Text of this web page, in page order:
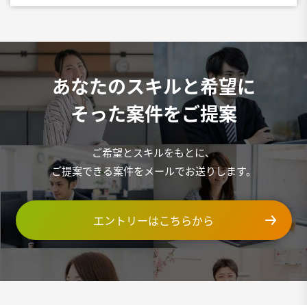
あなたのスキルと希望に
そった案件をご提案
ご希望とスキルをもとに、
ご提案できる案件をメールでお送りします。
エントリーはこちらから